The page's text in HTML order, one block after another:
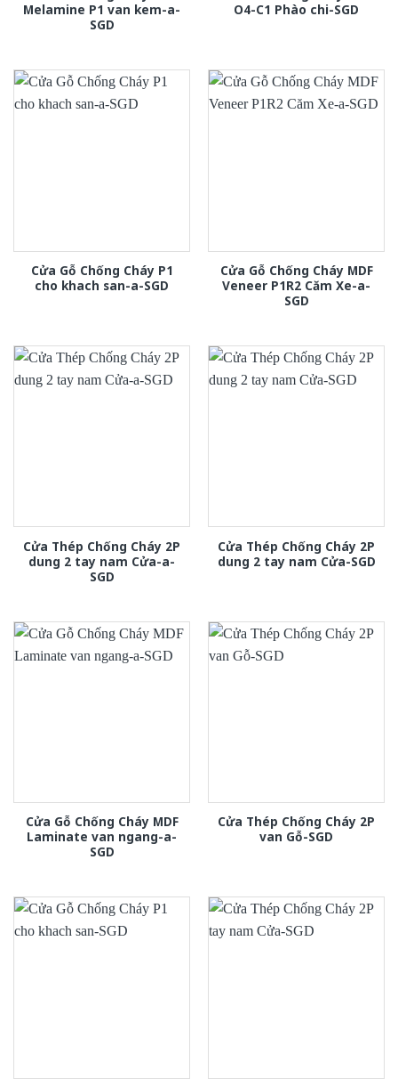
Melamine P1 van kem-a-
SGD
O4-C1 Phào chi-SGD
Cửa Gỗ Chống Cháy P1
cho khach san-a-SGD
Cửa Gỗ Chống Cháy MDF
Veneer P1R2 Căm Xe-a-
SGD
Cửa Thép Chống Cháy 2P
dung 2 tay nam Cửa-a-
SGD
Cửa Thép Chống Cháy 2P
dung 2 tay nam Cửa-SGD
Cửa Gỗ Chống Cháy MDF
Laminate van ngang-a-
SGD
Cửa Thép Chống Cháy 2P
van Gỗ-SGD